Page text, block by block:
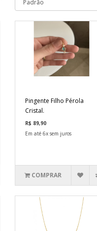
Pingente Filho Pérola
Cristal.
R$ 89,90
Em até 6x sem juros
COMPRAR